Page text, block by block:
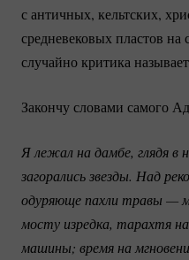
с античных, кельтских,
средневековых пластов
случайно критика
Закончу словами самого
Я лежал на дамбе, глядя в
загорались звезды. Над
одуряюще пахли травы —
мосту изредка, тарахтя
машины; время на